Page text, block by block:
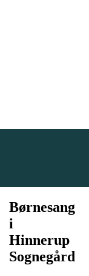
Børnesang
i
Hinnerup
Sognegård